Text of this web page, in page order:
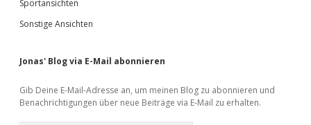
Sportansichten
Sonstige Ansichten
Jonas' Blog via E-Mail abonnieren
Gib Deine E-Mail-Adresse an, um meinen Blog zu abonnieren und
Benachrichtigungen über neue Beiträge via E-Mail zu erhalten.